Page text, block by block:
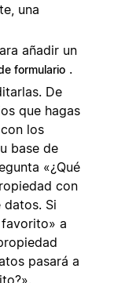
una
añadir un
formulario .
De
que hagas
los
base de
«¿Qué
con
datos. Si
a
pasará a